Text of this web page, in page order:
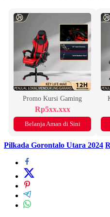
Promo Kursi Gaming
Rp5xx.xxx
Belanja Aman di Sini
Pilkada Gorontalo Utara 2024